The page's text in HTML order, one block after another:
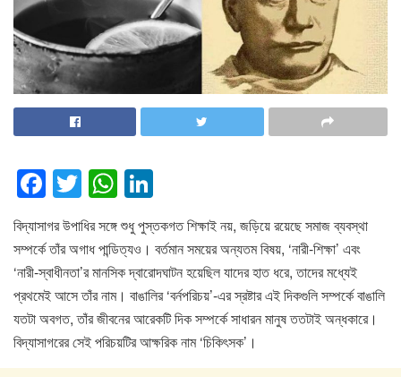
F
a
c
e
b
o
o
T
wi
tt
er
W
h
at
s
A
p
p
n
k
e
dI
n
বিদ্যাসাগর উপাধির সঙ্গে শুধু পুস্তকগত শিক্ষাই নয়, জড়িয়ে রয়েছে সমাজ ব্যবস্থা
সম্পর্কে তাঁর অগাধ পান্ডিত্যও। বর্তমান সময়ের অন্যতম বিষয়, ‘নারী-শিক্ষা’ এবং
‘নারী-স্বাধীনতা’র মানসিক দ্বারোদঘাটন হয়েছিল যাদের হাত ধরে, তাদের মধ্যেই
প্রথমেই আসে তাঁর নাম। বাঙালির ‘বর্নপরিচয়’-এর স্রষ্টার এই দিকগুলি সম্পর্কে বাঙালি
যতটা অবগত, তাঁর জীবনের আরেকটি দিক সম্পর্কে সাধারন মানুষ ততটাই অন্ধকারে।
বিদ্যাসাগরের সেই পরিচয়টির আক্ষরিক নাম ‘চিকিৎসক’।